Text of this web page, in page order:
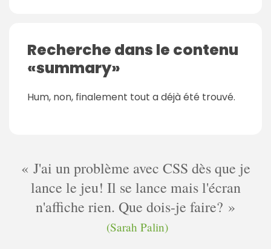
n
Recherche dans le contenu
summary
Hum, non, finalement tout a déjà été trouvé.
J'ai un problème avec CSS dès que je
lance le jeu! Il se lance mais l'écran
n'affiche rien. Que dois-je faire?
(Sarah Palin)